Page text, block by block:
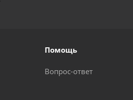
Помощь
Вопрос-ответ